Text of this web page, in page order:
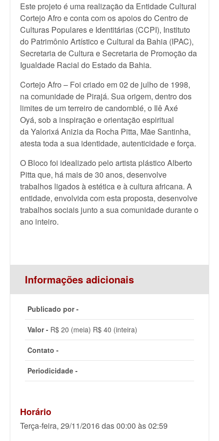
Este projeto é uma realização da Entidade Cultural
Cortejo Afro e conta com os apoios do Centro de
Culturas Populares e Identitárias (CCPI), Instituto
do Patrimônio Artístico e Cultural da Bahia (IPAC),
Secretaria de Cultura e Secretaria de Promoção da
Igualdade Racial do Estado da Bahia.
Cortejo Afro – Foi criado em 02 de julho de 1998,
na comunidade de Pirajá. Sua origem, dentro dos
limites de um terreiro de candomblé, o Ilê Axé
Oyá, sob a inspiração e orientação espiritual
da Yalorixá Anizia da Rocha Pitta, Mãe Santinha,
atesta toda a sua identidade, autenticidade e força.
O Bloco foi idealizado pelo artista plástico Alberto
Pitta que, há mais de 30 anos, desenvolve
trabalhos ligados à estética e à cultura africana. A
entidade, envolvida com esta proposta, desenvolve
trabalhos sociais junto a sua comunidade durante o
ano inteiro.
Informações adicionais
Publicado por -
Valor - R$ 20 (meia) R$ 40 (inteira)
Contato -
Periodicidade -
Horário
Terça-feira, 29/11/2016 das 00:00 às 02:59